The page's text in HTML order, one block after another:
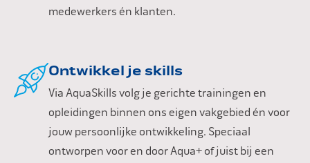
medewerkers én klanten.
Ontwikkel je skills
Via AquaSkills volg je gerichte trainingen en
opleidingen binnen ons eigen vakgebied én voor
jouw persoonlijke ontwikkeling. Speciaal
ontworpen voor en door Aqua+ of juist bij een